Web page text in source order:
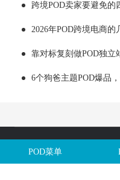
跨境POD卖家要避免的
2026年POD跨境电商的
靠对标复刻做POD独立
6个狗爸主题POD爆品
Copyright @全球定制网All
POD菜单